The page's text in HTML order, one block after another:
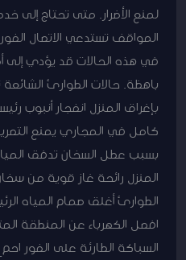
لمنع الأضرار. متى تحتاج إلى
المواقف تستدعي الاتصال
في هذه الحالات قد يؤدي إلى
باهظة. حالات الطوارئ
بإغراق المنزل انفجار أنبوب
كامل في المجاري يمنع
بسبب عطل السخان تدفق
المنزل رائحة غاز قوية من
الطوارئ أغلق صمام المياه
افصل الكهرباء عن المنطقة
السباكة الطارئة على الفور